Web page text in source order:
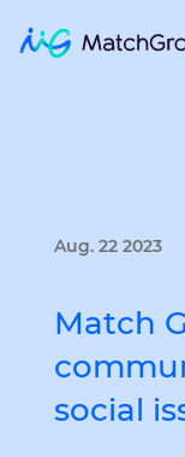
Aug. 22 2023
Match
social